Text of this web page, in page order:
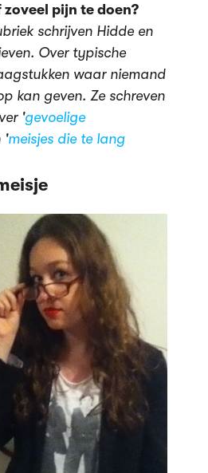
pijn te doen?
schrijven Hidde en
Over typische
waar niemand
kan geven. Ze schreven
'gevoelige
'meisjes die te lang